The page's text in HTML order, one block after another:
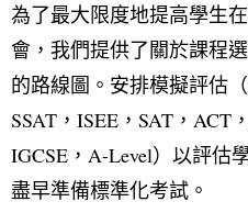
為了最大限度地提高學生
會，我們提供了關於課程
的路線圖。安排模擬評估（
SSAT，ISEE，SAT，ACT
IGCSE，A-Level）以評估
盡早準備標準化考試。